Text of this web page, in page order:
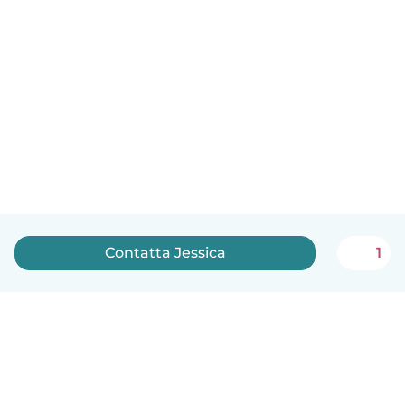
Contatta Jessica 1